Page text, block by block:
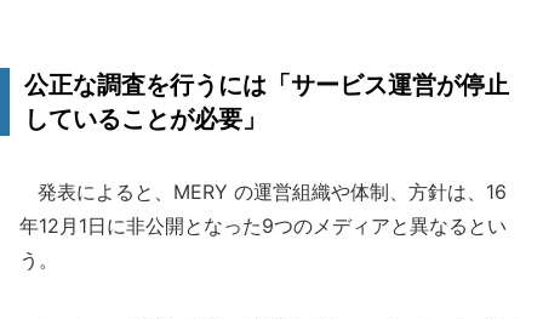
公正な調査を行うには「サービス運営が停止
していることが必要」
発表によると、MERY の運営組織や体制、方針は、16
年12月1日に非公開となった9つのメディアと異なるとい
う。